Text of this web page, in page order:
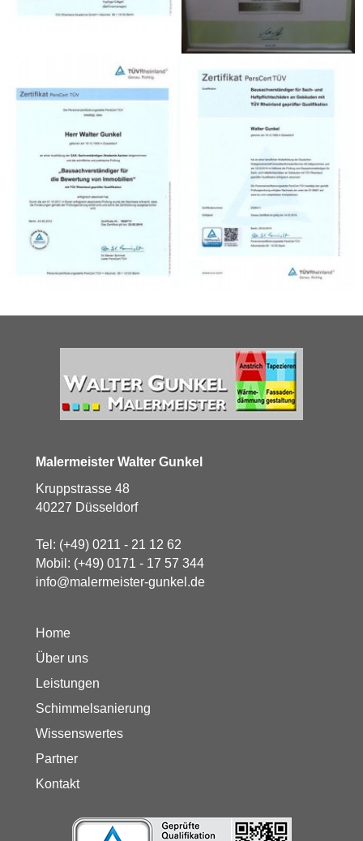
Malermeister Walter Gunkel
Kruppstrasse 48
40227 Düsseldorf
Tel: (+49) 0211 - 21 12 62
Mobil: (+49) 0171 - 17 57 344
info@malermeister-gunkel.de
Home
Über uns
Leistungen
Schimmelsanierung
Wissenswertes
Partner
Kontakt